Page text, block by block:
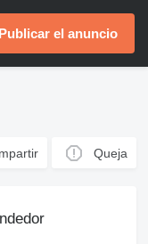
Publicar el anuncio
Queja